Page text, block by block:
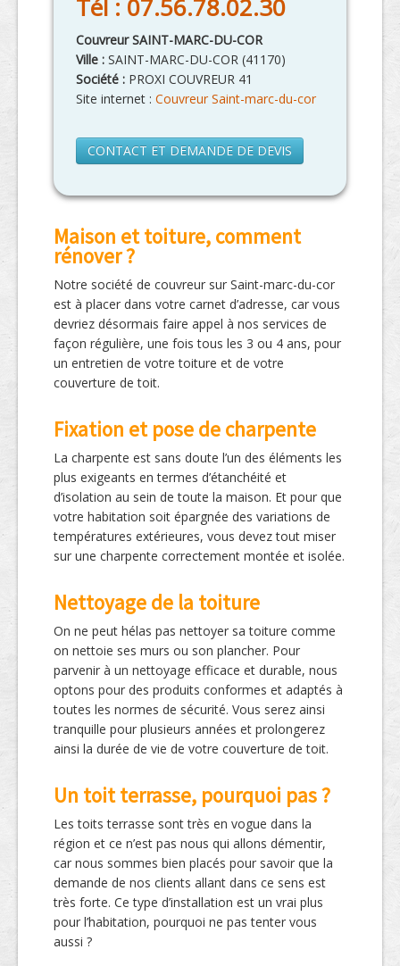
Tél : 07.56.78.02.30
Couvreur SAINT-MARC-DU-COR
Ville : SAINT-MARC-DU-COR (41170)
Société : PROXI COUVREUR 41
Site internet : Couvreur Saint-marc-du-cor
CONTACT ET DEMANDE DE DEVIS
Maison et toiture, comment
rénover ?
Notre société de couvreur sur Saint-marc-du-cor
est à placer dans votre carnet d’adresse, car vous
devriez désormais faire appel à nos services de
façon régulière, une fois tous les 3 ou 4 ans, pour
un entretien de votre toiture et de votre
couverture de toit.
Fixation et pose de charpente
La charpente est sans doute l’un des éléments les
plus exigeants en termes d’étanchéité et
d’isolation au sein de toute la maison. Et pour que
votre habitation soit épargnée des variations de
températures extérieures, vous devez tout miser
sur une charpente correctement montée et isolée.
Nettoyage de la toiture
On ne peut hélas pas nettoyer sa toiture comme
on nettoie ses murs ou son plancher. Pour
parvenir à un nettoyage efficace et durable, nous
optons pour des produits conformes et adaptés à
toutes les normes de sécurité. Vous serez ainsi
tranquille pour plusieurs années et prolongerez
ainsi la durée de vie de votre couverture de toit.
Un toit terrasse, pourquoi pas ?
Les toits terrasse sont très en vogue dans la
région et ce n’est pas nous qui allons démentir,
car nous sommes bien placés pour savoir que la
demande de nos clients allant dans ce sens est
très forte. Ce type d’installation est un vrai plus
pour l’habitation, pourquoi ne pas tenter vous
aussi ?